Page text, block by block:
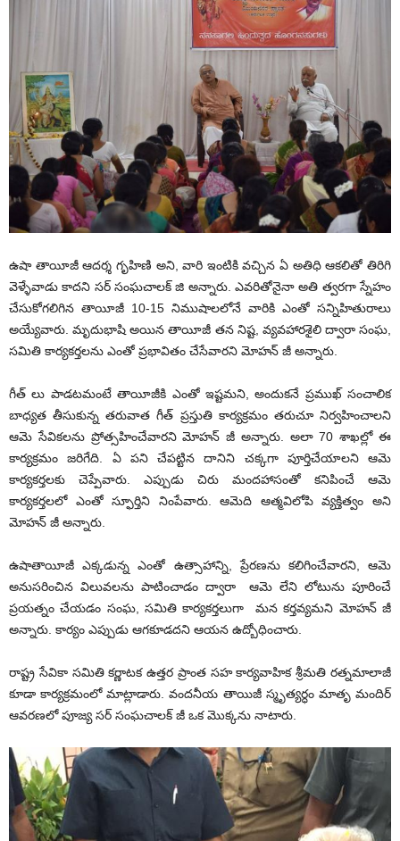
ఉషా తాయీజీ ఆదర్శ గృహిణి అని, వారి ఇంటికి వచ్చిన ఏ అతిధి ఆకలితో తిరిగి
వెళ్ళేవాడు కాదని సర్ సంఘచాలక్ జి అన్నారు. ఎవరితోనైనా అతి త్వరగా స్నేహం
చేసుకోగలిగిన తాయీజీ 10-15 నిముషాలలోనే వారికి ఎంతో సన్నిహితురాలు
అయ్యేవారు. మృదుభాషి అయిన తాయీజీ తన నిష్ట, వ్యవహారశైలి ద్వారా సంఘ,
సమితి కార్యకర్తలను ఎంతో ప్రభావితం చేసేవారని మోహన్ జీ అన్నారు.
గీత్ లు పాడటమంటే తాయీజీకి ఎంతో ఇష్టమని, అందుకనే ప్రముఖ్ సంచాలిక
బాధ్యత తీసుకున్న తరువాత గీత్ ప్రస్తుతి కార్యక్రమం తరుచూ నిర్వహించాలని
ఆమె సేవికలను ప్రోత్సహించేవారని మోహన్ జీ అన్నారు. అలా 70 శాఖల్లో ఈ
కార్యక్రమం జరిగేది. ఏ పని చేపట్టిన దానిని చక్కగా పూర్తిచేయాలని ఆమె
కార్యకర్తలకు చెప్పేవారు. ఎప్పుడు చిరు మందహాసంతో కనిపించే ఆమె
కార్యకర్తలలో ఎంతో స్ఫూర్తిని నింపేవారు. ఆమెది ఆత్మవిలోపి వ్యక్తిత్వం అని
మోహన్ జీ అన్నారు.
ఉషాతాయీజీ ఎక్కడున్న ఎంతో ఉత్సాహాన్ని, ప్రేరణను కలిగించేవారని, ఆమె
అనుసరించిన విలువలను పాటించాడం ద్వారా ఆమె లేని లోటును పూరించే
ప్రయత్నం చేయడం సంఘ, సమితి కార్యకర్తలుగా మన కర్తవ్యమని మోహన్ జీ
అన్నారు. కార్యం ఎప్పుడు ఆగకూడదని ఆయన ఉద్బోధించారు.
రాష్ట్ర సేవికా సమితి కర్ణాటక ఉత్తర ప్రాంత సహ కార్యవాహిక శ్రీమతి రత్నమాలాజీ
కూడా కార్యక్రమంలో మాట్లాడారు. వందనీయ తాయిజీ స్మృత్యర్ధం మాతృ మందిర్
ఆవరణలో పూజ్య సర్ సంఘచాలక్ జీ ఒక మొక్కను నాటారు.